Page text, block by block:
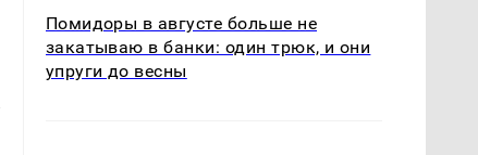
Помидоры в августе больше не
закатываю в банки: один трюк, и они
упруги до весны